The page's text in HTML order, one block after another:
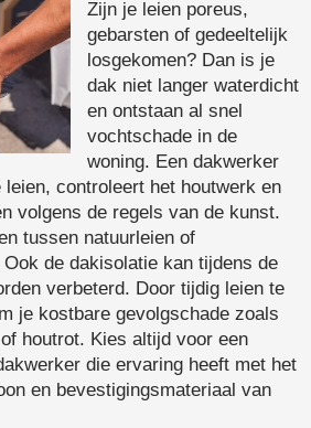
Zijn je leien poreus,
gebarsten of gedeeltelijk
losgekomen? Dan is je
dak niet langer waterdicht
en ontstaan al snel
vochtschade in de
woning. Een dakwerker
controleert het houtwerk en
volgens de regels van de kunst.
tussen natuurleien of
de dakisolatie kan tijdens de
verbeterd. Door tijdig leien te
je kostbare gevolgschade zoals
houtrot. Kies altijd voor een
die ervaring heeft met het
en bevestigingsmateriaal van